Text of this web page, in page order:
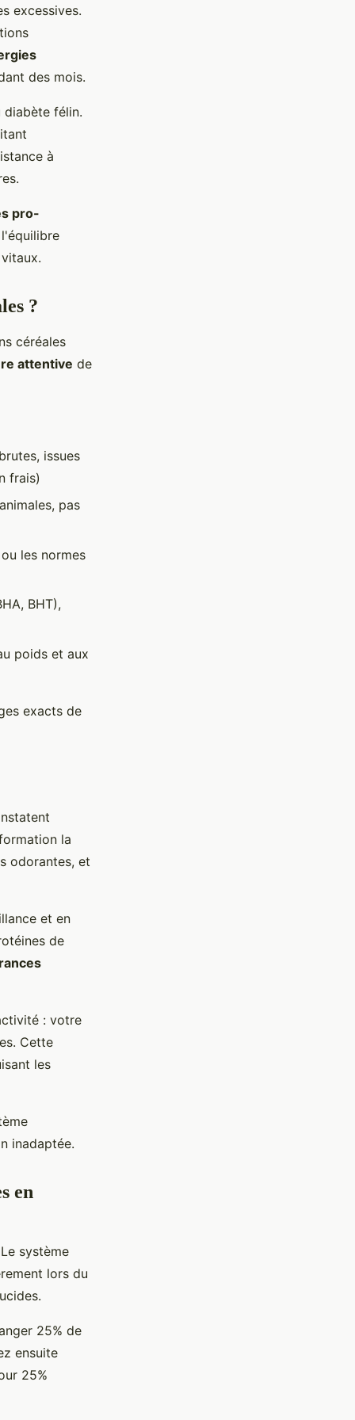
excessives.
des mois.
diabète félin.
à
pro-
?
céréales
attentive de
issues
frais)
pas
les normes
BHT),
poids et aux
exacts de
la
odorantes, et
et en
de
: votre
Cette
les
inadaptée.
en
système
lors du
25% de
ensuite
25%